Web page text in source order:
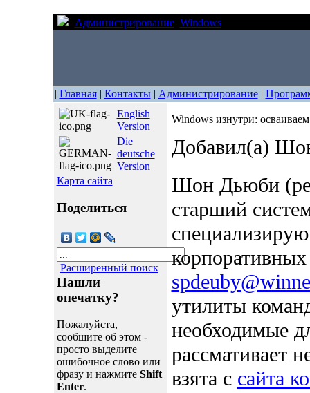
Администрирование Windows
| Главная| Контакты| Администрирование|
English
Version
Die
deutsche
Version
Карта сайта
Поделиться
Расширенный поиск
Нашли
опечатку?
Пожалуйста,
сообщите об этом -
просто выделите
ошибочное слово или
фразу и нажмите Shift
Enter.
Windows изнутри:
Добавил(а)
Шон Дьюби
старший
утилиты
необходимые
рассмативает
взята с сайта